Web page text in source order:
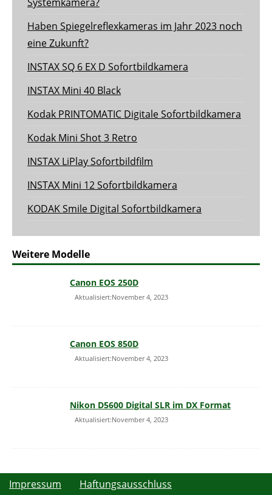
Haben Spiegelreflexkameras im Jahr 2023 noch
eine Zukunft?
INSTAX SQ 6 EX D Sofortbildkamera
INSTAX Mini 40 Black
Kodak PRINTOMATIC Digitale Sofortbildkamera
Kodak Mini Shot 3 Retro
INSTAX LiPlay Sofortbildfilm
INSTAX Mini 12 Sofortbildkamera
KODAK Smile Digital Sofortbildkamera
Weitere Modelle
Canon EOS 250D
Aktualisiert:November 4, 2023
Canon EOS 850D
Aktualisiert:November 4, 2023
Nikon D5600 Digital SLR im DX Format
Aktualisiert:November 4, 2023
Impressum Haftungsausschluss